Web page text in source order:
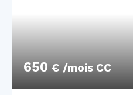
650 € /mois CC